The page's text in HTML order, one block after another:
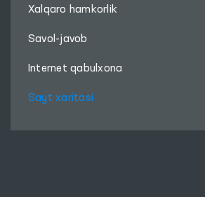
Xalqaro hamkorlik
Savol-javob
Internet qabulxona
Sayt xaritasi